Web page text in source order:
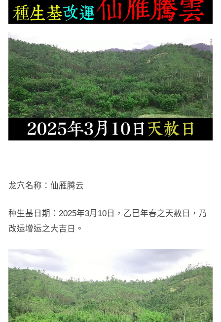
龙穴名称：仙雁腾云
种生基日期：2025年3月10日，乙巳年春之天赦日，乃
改运增运之大吉日。